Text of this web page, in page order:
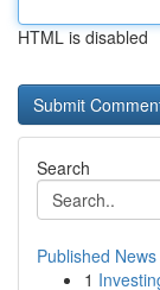
HTML is disabled
Search
Published News
1